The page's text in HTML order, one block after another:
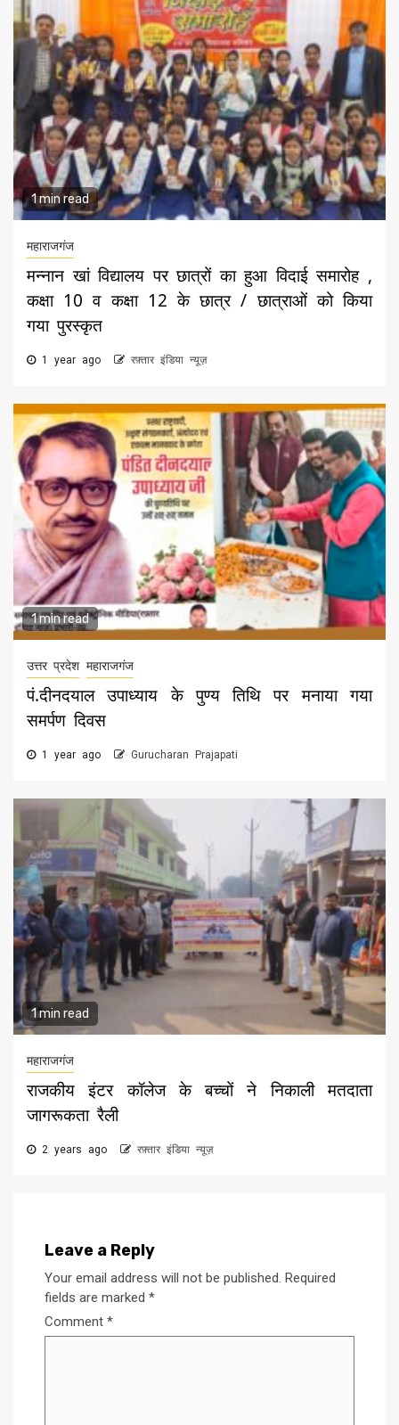
1 min read
महाराजगंज
मन्नान खां विद्यालय पर छात्रों का हुआ विदाई समारोह ,
कक्षा 10 व कक्षा 12 के छात्र / छात्राओं को किया
गया पुरस्कृत
1 year ago रफ़्तार इंडिया न्यूज़
1 min read
उत्तर प्रदेश महाराजगंज
पं.दीनदयाल उपाध्याय के पुण्य तिथि पर मनाया गया
समर्पण दिवस
1 year ago Gurucharan Prajapati
1 min read
महाराजगंज
राजकीय इंटर कॉलेज के बच्चों ने निकाली मतदाता
जागरूकता रैली
2 years ago रफ़्तार इंडिया न्यूज़
Leave a Reply
Your email address will not be published. Required
fields are marked *
Comment *